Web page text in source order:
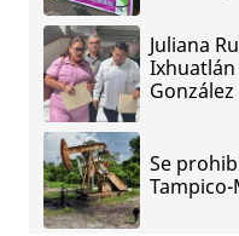
Juliana
Ixhuatlán
González
Se